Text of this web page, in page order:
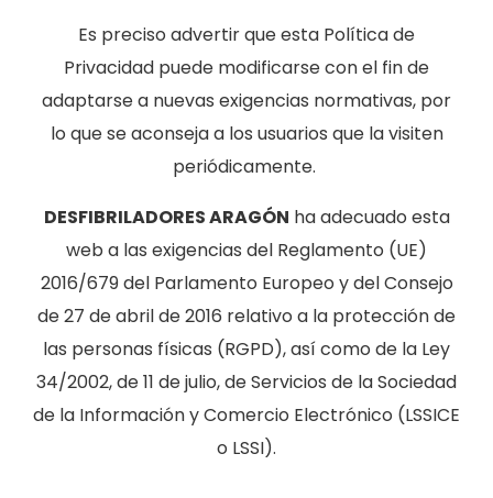
Es preciso advertir que esta Política de
Privacidad puede modificarse con el fin de
adaptarse a nuevas exigencias normativas, por
lo que se aconseja a los usuarios que la visiten
periódicamente.
DESFIBRILADORES ARAGÓN ha adecuado esta
web a las exigencias del Reglamento (UE)
2016/679 del Parlamento Europeo y del Consejo
de 27 de abril de 2016 relativo a la protección de
las personas físicas (RGPD), así como de la Ley
34/2002, de 11 de julio, de Servicios de la Sociedad
de la Información y Comercio Electrónico (LSSICE
o LSSI).